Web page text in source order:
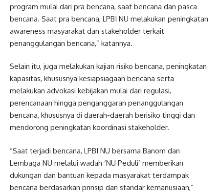
program mulai dari pra bencana, saat bencana dan pasca
bencana. Saat pra bencana, LPBI NU melakukan peningkatan
awareness masyarakat dan stakeholder terkait
penanggulangan bencana,” katannya.
Selain itu, juga melakukan kajian risiko bencana, peningkatan
kapasitas, khususnya kesiapsiagaan bencana serta
melakukan advokasi kebijakan mulai dari regulasi,
perencanaan hingga penganggaran penanggulangan
bencana, khususnya di daerah-daerah berisiko tinggi dan
mendorong peningkatan koordinasi stakeholder.
“Saat terjadi bencana, LPBI NU bersama Banom dan
Lembaga NU melalui wadah ‘NU Peduli’ memberikan
dukungan dan bantuan kepada masyarakat terdampak
bencana berdasarkan prinsip dan standar kemanusiaan,”